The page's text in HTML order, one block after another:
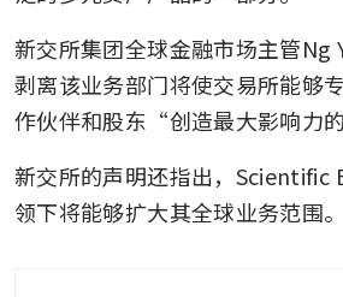
新交所集团全球金融市场主管Ng
剥离该业务部门将使交易所能够
作伙伴和股东“创造最大影响力
新交所的声明还指出，Scientific
领下将能够扩大其全球业务范围。